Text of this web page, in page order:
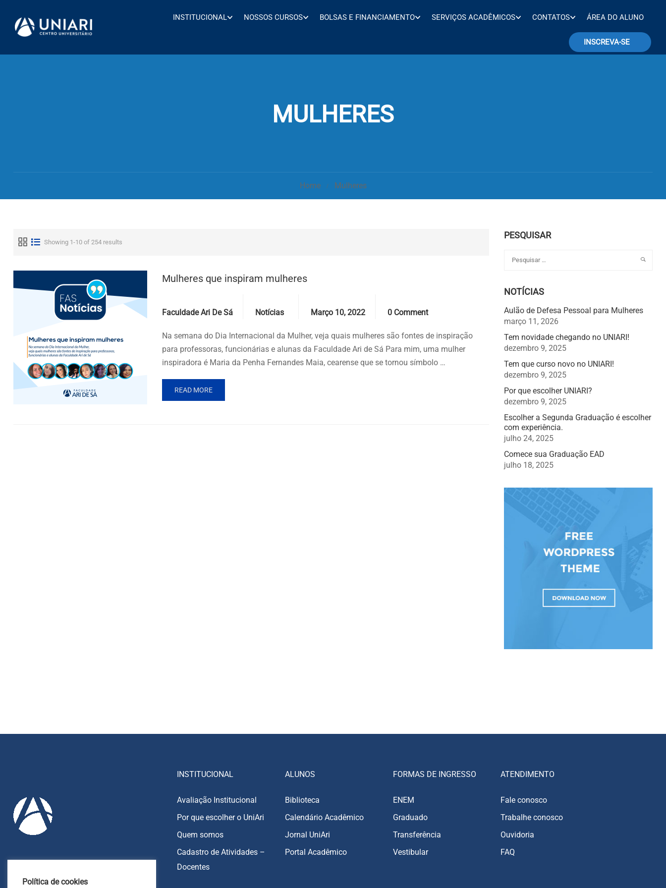
INSTITUCIONAL NOSSOS CURSOS BOLSAS E FINANCIAMENTO SERVIÇOS ACADÊMICOS CONTATOS ÁREA DO ALUNO
INSCREVA-SE
MULHERES
Home Mulheres
Showing 1-10 of 254 results
Mulheres que inspiram mulheres
Faculdade Ari De Sá Notícias Março 10, 2022 0 Comment
Na semana do Dia Internacional da Mulher, veja quais mulheres são fontes de inspiração
para professoras, funcionárias e alunas da Faculdade Ari de Sá Para mim, uma mulher
inspiradora é Maria da Penha Fernandes Maia, cearense que se tornou símbolo …
READ MORE
PESQUISAR
NOTÍCIAS
Aulão de Defesa Pessoal para Mulheres
março 11, 2026
Tem novidade chegando no UNIARI!
dezembro 9, 2025
Tem que curso novo no UNIARI!
dezembro 9, 2025
Por que escolher UNIARI?
dezembro 9, 2025
Escolher a Segunda Graduação é escolher
com experiência.
julho 24, 2025
Comece sua Graduação EAD
julho 18, 2025
85 9213-7151
INSTITUCIONAL
Avaliação Institucional
Por que escolher o UniAri
Quem somos
Cadastro de Atividades –
Docentes
ALUNOS
Biblioteca
Calendário Acadêmico
Jornal UniAri
Portal Acadêmico
FORMAS DE INGRESSO
ENEM
Graduado
Transferência
Vestibular
ATENDIMENTO
Fale conosco
Trabalhe conosco
Ouvidoria
FAQ
Política de cookies